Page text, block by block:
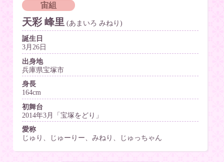
宙組
天彩 峰里 (あまいろ みねり)
誕生日
3月26日
出身地
兵庫県宝塚市
身長
164cm
初舞台
2014年3月「宝塚をどり」
愛称
じゅり、じゅーりー、みねり、じゅっちゃん